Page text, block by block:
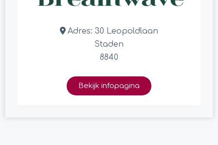
Adres: 30 Leopoldlaan
Staden
8840
Bekijk infopagina